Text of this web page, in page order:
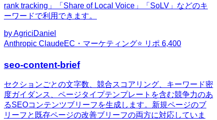
rank tracking」「Share of Local Voice」「SoLV」などのキ
ーワードで利用できます。
byAgriciDaniel
Anthropic ClaudeEC・マーケティング⭐ リポ 6,400
seo-content-brief
セクションごとの文字数、競合スコアリング、キーワード密
度ガイダンス、ページタイプテンプレートを含む競争力のあ
るSEOコンテンツブリーフを生成します。新規ページのブ
リーフと既存ページの改善ブリーフの両方に対応していま